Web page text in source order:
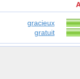
gracieux
gratuit